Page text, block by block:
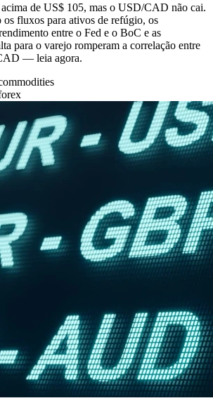
de US$ 105, mas o USD/CAD não cai.
os fluxos para ativos de refúgio, os
entre o Fed e o BoC e as
para o varejo romperam a correlação entre
— leia agora.